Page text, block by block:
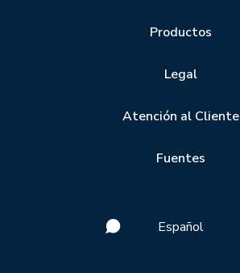
Productos
Legal
Atención al Cliente
Fuentes
Español